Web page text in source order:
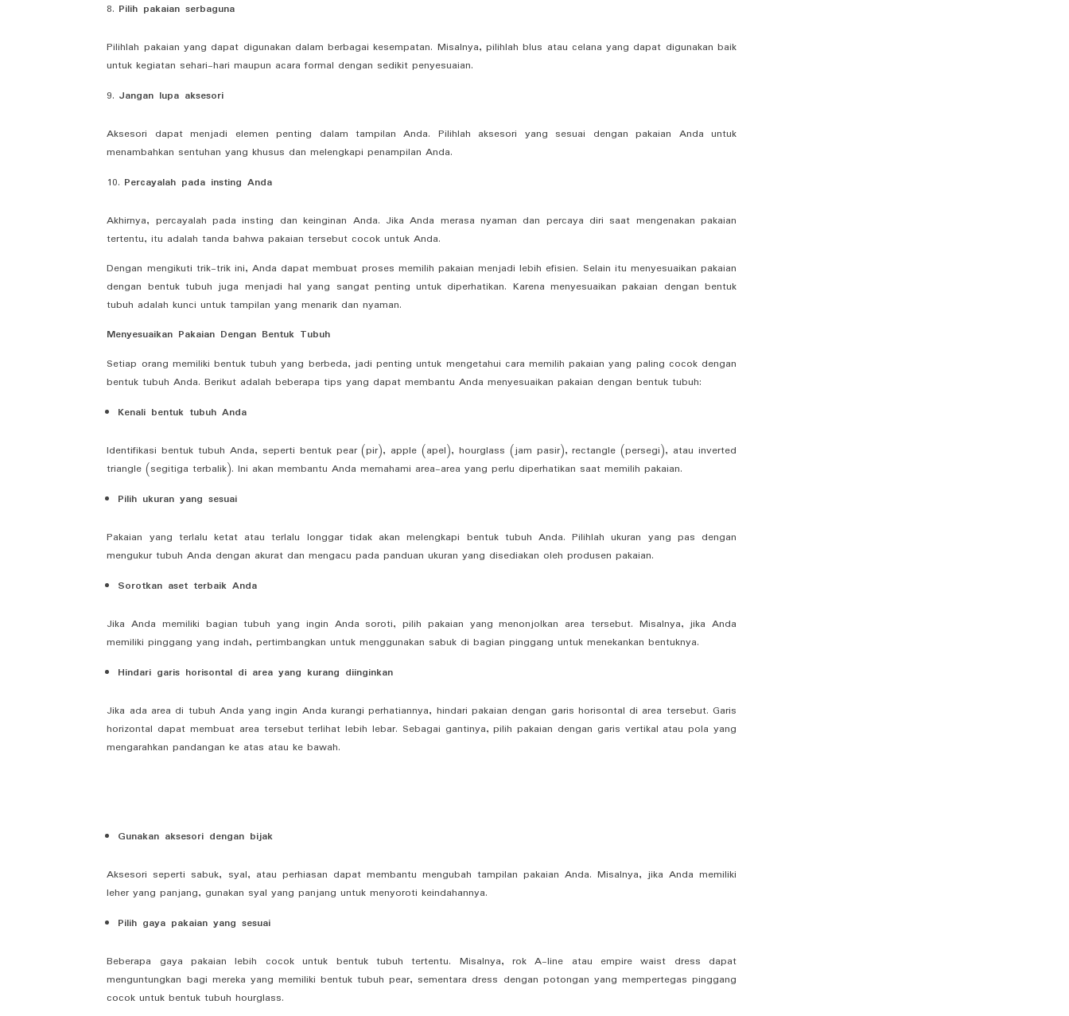
Pilih pakaian serbaguna
Pilihlah pakaian yang dapat digunakan dalam berbagai kesempatan. Misalnya, pilihlah blus atau celana yang dapat digunakan baik
untuk kegiatan sehari-hari maupun acara formal dengan sedikit penyesuaian.
Jangan lupa aksesori
Aksesori dapat menjadi elemen penting dalam tampilan Anda. Pilihlah aksesori yang sesuai dengan pakaian Anda untuk
menambahkan sentuhan yang khusus dan melengkapi penampilan Anda.
Percayalah pada insting Anda
Akhirnya, percayalah pada insting dan keinginan Anda. Jika Anda merasa nyaman dan percaya diri saat mengenakan pakaian
tertentu, itu adalah tanda bahwa pakaian tersebut cocok untuk Anda.
Dengan mengikuti trik-trik ini, Anda dapat membuat proses memilih pakaian menjadi lebih efisien. Selain itu menyesuaikan pakaian
dengan bentuk tubuh juga menjadi hal yang sangat penting untuk diperhatikan. Karena menyesuaikan pakaian dengan bentuk
tubuh adalah kunci untuk tampilan yang menarik dan nyaman.
Menyesuaikan Pakaian Dengan Bentuk Tubuh
Setiap orang memiliki bentuk tubuh yang berbeda, jadi penting untuk mengetahui cara memilih pakaian yang paling cocok dengan
bentuk tubuh Anda. Berikut adalah beberapa tips yang dapat membantu Anda menyesuaikan pakaian dengan bentuk tubuh:
Kenali bentuk tubuh Anda
Identifikasi bentuk tubuh Anda, seperti bentuk pear (pir), apple (apel), hourglass (jam pasir), rectangle (persegi), atau inverted
triangle (segitiga terbalik). Ini akan membantu Anda memahami area-area yang perlu diperhatikan saat memilih pakaian.
Pilih ukuran yang sesuai
Pakaian yang terlalu ketat atau terlalu longgar tidak akan melengkapi bentuk tubuh Anda. Pilihlah ukuran yang pas dengan
mengukur tubuh Anda dengan akurat dan mengacu pada panduan ukuran yang disediakan oleh produsen pakaian.
Sorotkan aset terbaik Anda
Jika Anda memiliki bagian tubuh yang ingin Anda soroti, pilih pakaian yang menonjolkan area tersebut. Misalnya, jika Anda
memiliki pinggang yang indah, pertimbangkan untuk menggunakan sabuk di bagian pinggang untuk menekankan bentuknya.
Hindari garis horisontal di area yang kurang diinginkan
Jika ada area di tubuh Anda yang ingin Anda kurangi perhatiannya, hindari pakaian dengan garis horisontal di area tersebut. Garis
horizontal dapat membuat area tersebut terlihat lebih lebar. Sebagai gantinya, pilih pakaian dengan garis vertikal atau pola yang
mengarahkan pandangan ke atas atau ke bawah.
Gunakan aksesori dengan bijak
Aksesori seperti sabuk, syal, atau perhiasan dapat membantu mengubah tampilan pakaian Anda. Misalnya, jika Anda memiliki
leher yang panjang, gunakan syal yang panjang untuk menyoroti keindahannya.
Pilih gaya pakaian yang sesuai
Beberapa gaya pakaian lebih cocok untuk bentuk tubuh tertentu. Misalnya, rok A-line atau empire waist dress dapat
menguntungkan bagi mereka yang memiliki bentuk tubuh pear, sementara dress dengan potongan yang mempertegas pinggang
cocok untuk bentuk tubuh hourglass.